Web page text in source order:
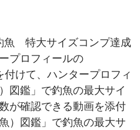
魚 特大サイズコンプ達成
プロフィールの
付けて、ハンタープロフィ
図鑑」で釣魚の最大サイ
が確認できる動画を添付
）図鑑」で釣魚の最大サ